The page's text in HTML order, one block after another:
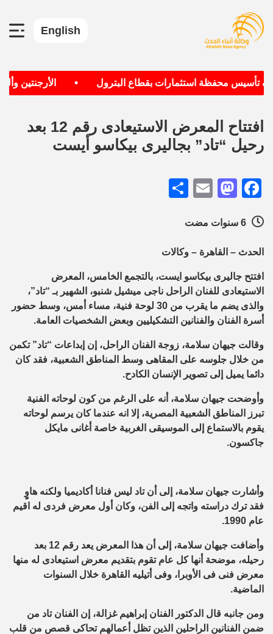
English
تأسيس محفظة استثمارات بقطاع البترول الأرجنتين
افتتاح المعرض الاستيعادى رقم 12 بعد
رحيل “تاد” بجاليرى بيكاسو أيست
Facebook
Mastodon
Email
الحدث – القاهرة – وكالات
افتتح جاليرى بيكاسو ايست، بالتجمع الخامس، المعرض
الاستيعادى للفنان الراحل ناجى ميشيل شنبو، الشهير بـ “تاد”،
والذى يضم ما يقرب من 30 لوحة فنية، مساء أمس، وسط حضور
أسرة الفنان والفنانين التشكيليين وبعض الشخصيات العامة.
وقالت جيهان سلامة، زوجة الفنان الراحل، إن إبداعات “تاد” تكمن
من خلال جلوسه على المقاهى وسط المناطق الشعبية، فقد كان
دائما يميل إلى تصوير الإنسان الكادح.
وأوضحت جيهان سلامة، أنه على الرغم من كون لوحاته الفنية
تبرز المناطق الشعبية المصرية، إلا انه عندما كان يرسم لوحاته
يقوم بالاستماع إلى الموسيقى الغربية خاصة أغانى مايكل
جاكسون.
وأشارت جيهان سلامة، إلى أن تاد ليس فنانا أكاديميا ولكنه هاوٍِ
فقد ترك دراسته واتجه إلى الفن، وكان أول معرض فردى له اقيم
عام 1990.
وأضافت جيهان سلامة، إلى أن هذا المعرض يعد رقم 12 بعد
رحيله، موضحة أنها كل عام تقوم بتقديم معرض استيعادى له منها
معرض فنى فى الأوبرا، وفى أتيليه القاهرة خلال السنوات
الماضية.
ومن جانبه قال الدكتور الفنان إبراهيم غزالة، إن الفنان تاد من
ضمن الفنانين الراحلين الذين تظل أعمالهم تحاكى قصص من قلب